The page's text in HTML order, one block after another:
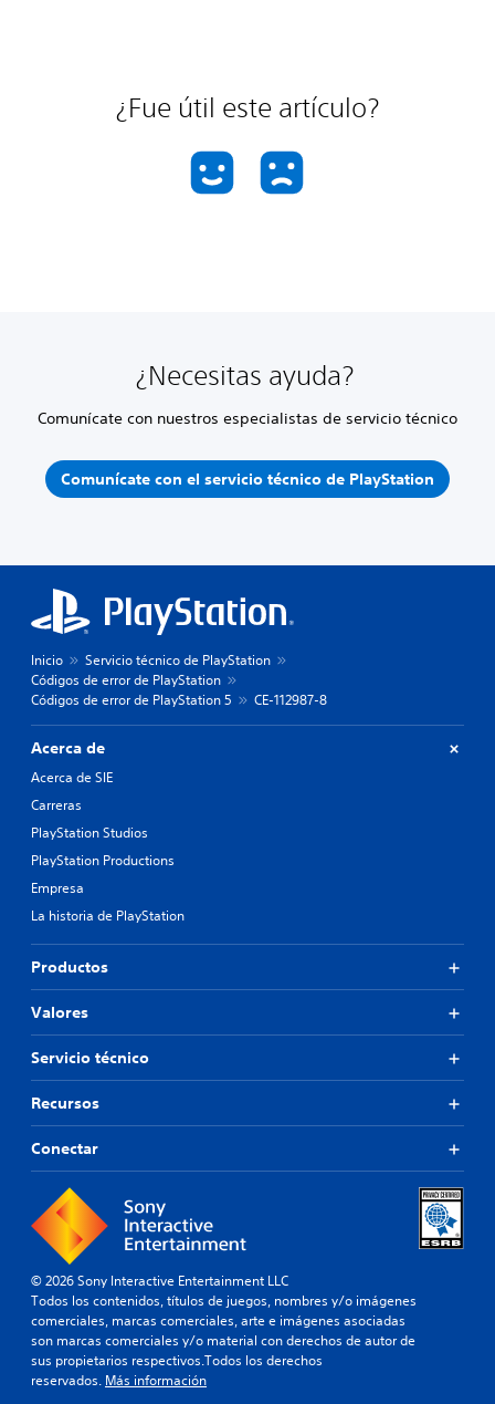
¿Fue útil este artículo?
¿Necesitas ayuda?
Comunícate con nuestros especialistas de servicio técnico
Comunícate con el servicio técnico de PlayStation
Inicio
Servicio técnico de PlayStation
Códigos de error de PlayStation
Códigos de error de PlayStation 5
CE-112987-8
Acerca de
Acerca de SIE
Carreras
PlayStation Studios
PlayStation Productions
Empresa
La historia de PlayStation
Productos
Valores
Servicio técnico
Recursos
Conectar
© 2026 Sony Interactive Entertainment LLC
Todos los contenidos, títulos de juegos, nombres y/o imágenes
comerciales, marcas comerciales, arte e imágenes asociadas
son marcas comerciales y/o material con derechos de autor de
sus propietarios respectivos.Todos los derechos
reservados. Más información